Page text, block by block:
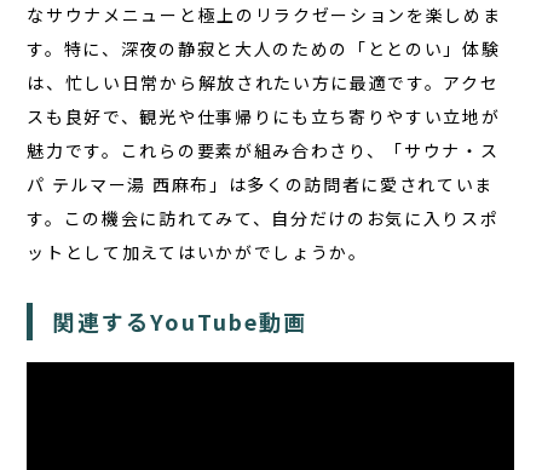
なサウナメニューと極上のリラクゼーションを楽しめま
す。特に、 深夜の静寂と大人のための「ととのい」体験
は、忙しい日常から解放されたい方に最適です。アクセ
スも良好で、観光や仕事帰りにも立ち寄りやすい立地が
魅力です。これらの要素が組み合わさり、「サウナ・ス
パ テルマー湯 西麻布」は多くの訪問者に愛されていま
す。この機会に訪れてみて、自分だけのお気に入りスポ
ットとして加えてはいかがでしょうか。
関連するYouTube動画